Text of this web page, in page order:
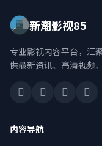
新潮影视85
专业影视内容平台，汇
供最新资讯、高清视频
内容导航